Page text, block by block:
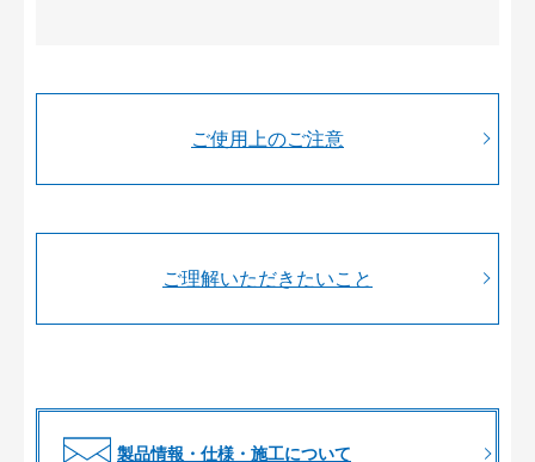
ご使用上のご注意
ご理解いただきたいこと
製品情報・仕様・施工について